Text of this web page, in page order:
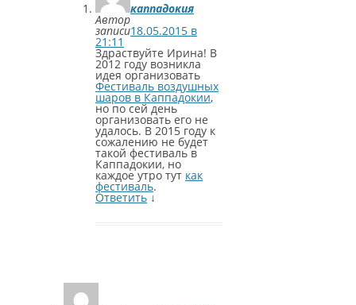
каппадокия
Автор
записи18.05.2015 в
21:11
Здраствуйте Ирина! В
2012 году возникла
идея организовать
Фестиваль воздушных
шаров в Каппадокии,
но по сей день
организовать его не
удалось. В 2015 году к
сожалению не будет
такой фестиваль в
Каппадокии, но
каждое утро тут как
фестиваль.
Ответить ↓